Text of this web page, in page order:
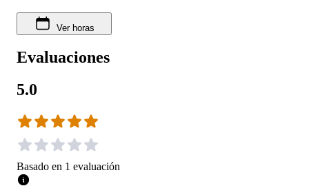
Ver horas
Evaluaciones
5.0
Basado en 1 evaluación